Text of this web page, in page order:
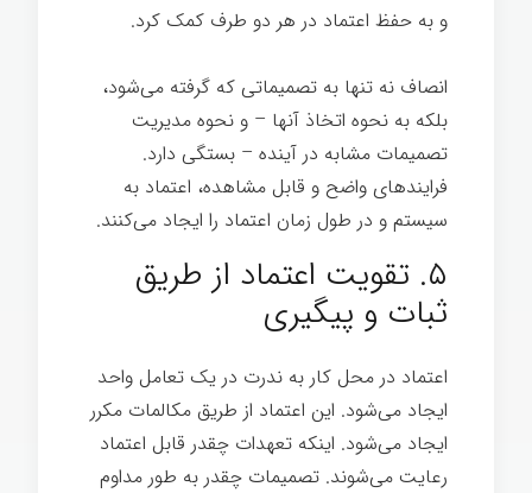
و به حفظ اعتماد در هر دو طرف کمک کرد.
انصاف نه تنها به تصمیماتی که گرفته می‌شود،
بلکه به نحوه اتخاذ آنها – و نحوه مدیریت
تصمیمات مشابه در آینده – بستگی دارد.
فرایندهای واضح و قابل مشاهده، اعتماد به
سیستم و در طول زمان اعتماد را ایجاد می‌کنند.
۵. تقویت اعتماد از طریق
ثبات و پیگیری
اعتماد در محل کار به ندرت در یک تعامل واحد
ایجاد می‌شود. این اعتماد از طریق مکالمات مکرر
ایجاد می‌شود. اینکه تعهدات چقدر قابل اعتماد
رعایت می‌شوند. تصمیمات چقدر به طور مداوم